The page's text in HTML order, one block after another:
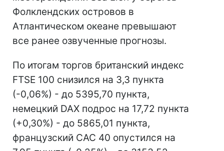
Фолклендских островов в
Атлантическом океане превышают
все ранее озвученные прогнозы.
По итогам торгов британский индекс
FTSE 100 снизился на 3,3 пункта
(-0,06%) - до 5395,70 пункта,
немецкий DAX подрос на 17,72 пункта
(+0,30%) - до 5865,01 пункта,
французский CAC 40 опустился на